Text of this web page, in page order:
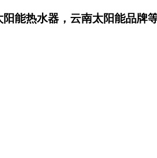
能热水器，云南太阳能品牌